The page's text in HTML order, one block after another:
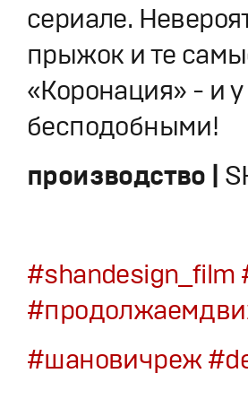
сериале.
прыжок и те
«Коронация» - и
бесподобными!
производство |
#shandesign_film
#шановичреж